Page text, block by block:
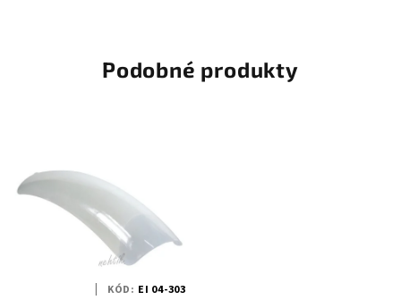
Podobné produkty
KÓD: EI 04-303